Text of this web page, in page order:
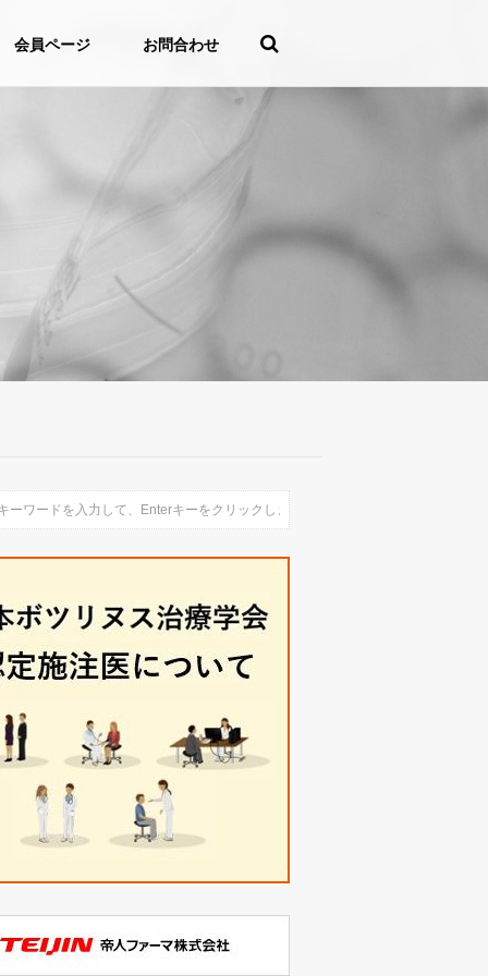
会員ページ お問合わせ